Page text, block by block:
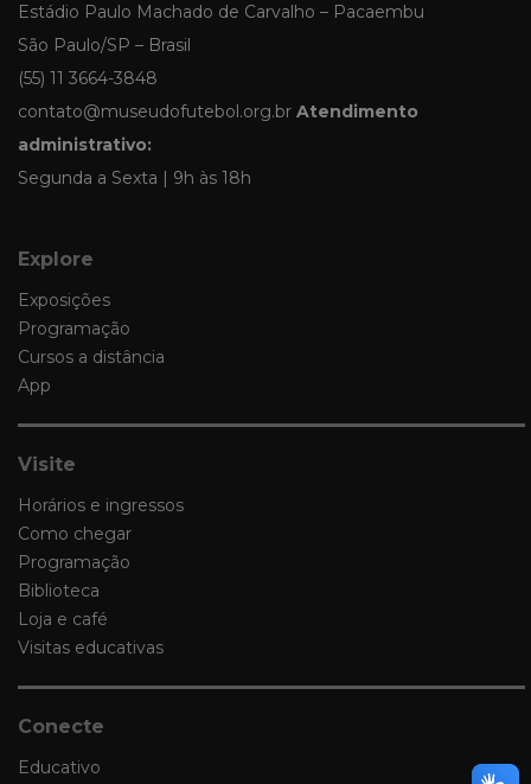
Estádio Paulo Machado de Carvalho – Pacaembu
São Paulo/SP – Brasil
(55) 11 3664-3848
contato@museudofutebol.org.br Atendimento
administrativo:
Segunda a Sexta | 9h às 18h
Explore
Exposições
Programação
Cursos a distância
App
Visite
Horários e ingressos
Como chegar
Programação
Biblioteca
Loja e café
Visitas educativas
Conecte
Educativo